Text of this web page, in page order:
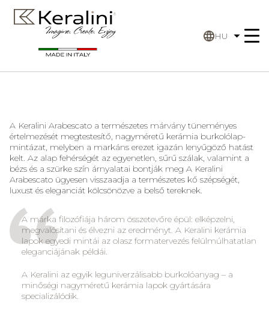
HU
A Keralini Arabescato a természetes márvány tüneményes
értelmezését megtestesítő, nagyméretű kerámia burkolólap-
mintázat, melyben a markáns erezet igazán lenyűgöző hatást
kelt. Az alap fehérségét az egyenetlen, sűrű szálak, valamint a
bézs és a szürke szín árnyalatai bontják meg A Keralini
Arabescato ügyesen visszaadja a természetes kő szépségét,
luxust és eleganciát kölcsönözve a belső tereknek.
A márka filozófiája három összetevőre épül: elképzelni,
megvalósítani és élvezni az eredményt. A Keralini kerámia
lapok egyedi mintái az olasz formatervezés felülmúlhatatlan
eleganciájának példái.
A Keralini az egyik leguniverzálisabb burkolóanyag – a
minőségi nagyméretű kerámia lapok gyártására
specializálódik.